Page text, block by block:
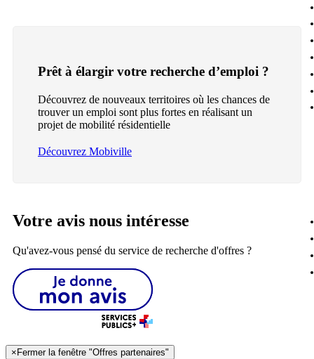
Prêt à élargir votre recherche d’emploi ?
Découvrez de nouveaux territoires où les chances de
trouver un emploi sont plus fortes en réalisant un
projet de mobilité résidentielle
Découvrez Mobiville
Votre avis nous intéresse
Qu'avez-vous pensé du service de recherche d'offres ?
× Fermer la fenêtre "Offres partenaires"